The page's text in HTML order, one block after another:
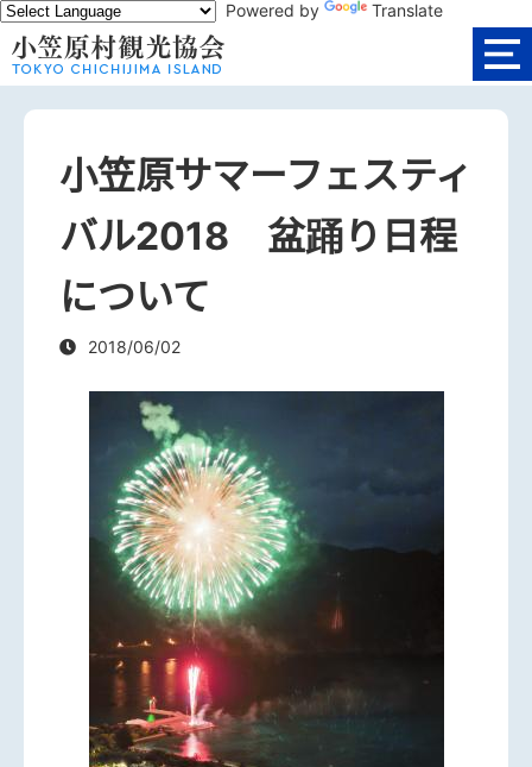
Powered by Translate
小笠原サマーフェスティ
バル2018 盆踊り日程
について
2018/06/02